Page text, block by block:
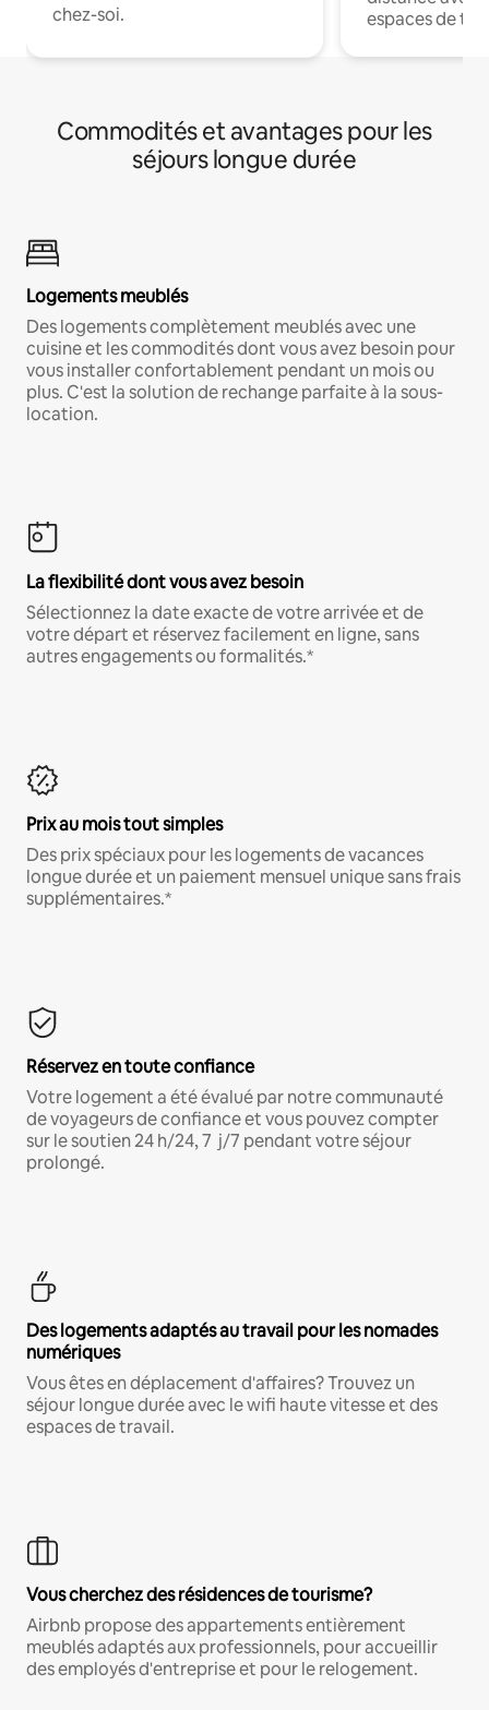
chez-soi.
espaces de
Commodités et avantages pour les
séjours longue durée
Logements meublés
Des logements complètement meublés avec une
cuisine et les commodités dont vous avez besoin pour
vous installer confortablement pendant un mois ou
plus. C'est la solution de rechange parfaite à la sous-
location.
La flexibilité dont vous avez besoin
Sélectionnez la date exacte de votre arrivée et de
votre départ et réservez facilement en ligne, sans
autres engagements ou formalités.*
Prix au mois tout simples
Des prix spéciaux pour les logements de vacances
longue durée et un paiement mensuel unique sans frais
supplémentaires.*
Réservez en toute confiance
Votre logement a été évalué par notre communauté
de voyageurs de confiance et vous pouvez compter
sur le soutien 24 h/24, 7 j/7 pendant votre séjour
prolongé.
Des logements adaptés au travail pour les nomades
numériques
Vous êtes en déplacement d'affaires? Trouvez un
séjour longue durée avec le wifi haute vitesse et des
espaces de travail.
Vous cherchez des résidences de tourisme?
Airbnb propose des appartements entièrement
meublés adaptés aux professionnels, pour accueillir
des employés d'entreprise et pour le relogement.